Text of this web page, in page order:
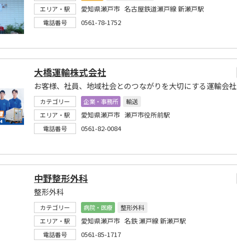
エリア・駅
愛知県瀬戸市 名古屋鉄道瀬戸線 新瀬戸駅
電話番号 0561-78-1752
大橋運輸株式会社
お客様、社員、地域社会とのつながりを大切にする運輸会社
カテゴリー 企業・事務所
輸送
エリア・駅
愛知県瀬戸市 瀬戸市役所前駅
電話番号 0561-82-0084
中野整形外科
整形外科
カテゴリー 病院・医療
整形外科
エリア・駅
愛知県瀬戸市 名鉄 瀬戸線 新瀬戸駅
電話番号 0561-85-1717